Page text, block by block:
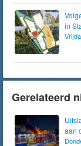
in
Gerelateerd
aan